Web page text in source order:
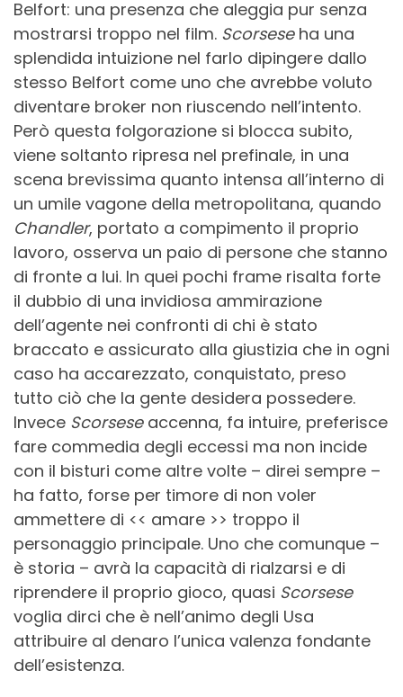
Belfort: una presenza che aleggia pur senza
mostrarsi troppo nel film. Scorseseha una
splendida intuizione nel farlo dipingere dallo
stesso Belfort come uno che avrebbe voluto
diventare broker non riuscendo nell’intento.
Però questa folgorazione si blocca subito,
viene soltanto ripresa nel prefinale, in una
scena brevissima quanto intensa all’interno di
un umile vagone della metropolitana, quando
Chandler, portato a compimento il proprio
lavoro, osserva un paio di persone che stanno
di fronte a lui. In quei pochi frame risalta forte
il dubbio di una invidiosa ammirazione
dell’agente nei confronti di chi è stato
braccato e assicurato alla giustizia che in ogni
caso ha accarezzato, conquistato, preso
tutto ciò che la gente desidera possedere.
Invece Scorseseaccenna, fa intuire, preferisce
fare commedia degli eccessi ma non incide
con il bisturi come altre volte – direi sempre –
ha fatto, forse per timore di non voler
ammettere di << amare >> troppo il
personaggio principale. Uno che comunque –
è storia – avrà la capacità di rialzarsi e di
riprendere il proprio gioco, quasi Scorsese
voglia dirci che è nell’animo degli Usa
attribuire al denaro l’unica valenza fondante
dell’esistenza.